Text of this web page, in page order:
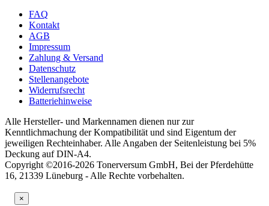
FAQ
Kontakt
AGB
Impressum
Zahlung & Versand
Datenschutz
Stellenangebote
Widerrufsrecht
Batteriehinweise
Alle Hersteller- und Markennamen dienen nur zur
Kenntlichmachung der Kompatibilität und sind Eigentum der
jeweiligen Rechteinhaber. Alle Angaben der Seitenleistung bei 5%
Deckung auf DIN-A4.
Copyright ©2016-2026 Tonerversum GmbH, Bei der Pferdehütte
16, 21339 Lüneburg - Alle Rechte vorbehalten.
×